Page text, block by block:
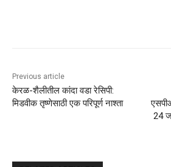
Previous article
केरळ-शैलीतील कांदा वडा रेसिपी:
मिडवीक तृष्णेसाठी एक परिपूर्ण नाश्ता
24